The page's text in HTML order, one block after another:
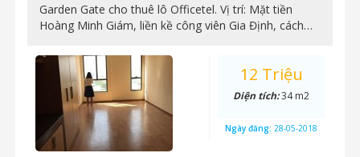
Garden Gate cho thuê lô Officetel. Vị trí: Mặt tiền
Hoàng Minh Giám, liền kề công viên Gia Định, cách…
12 Triệu
Diện tích:34 m2
Ngày đăng: 28-05-2018